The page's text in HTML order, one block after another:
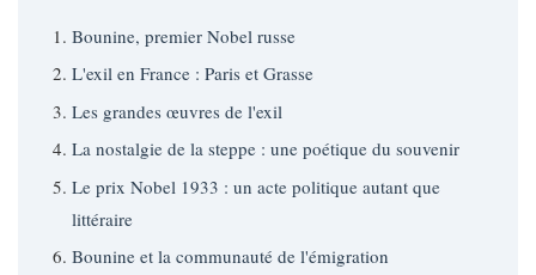
Bounine, premier Nobel russe
L'exil en France : Paris et Grasse
Les grandes œuvres de l'exil
La nostalgie de la steppe : une poétique du souvenir
Le prix Nobel 1933 : un acte politique autant que
littéraire
Bounine et la communauté de l'émigration